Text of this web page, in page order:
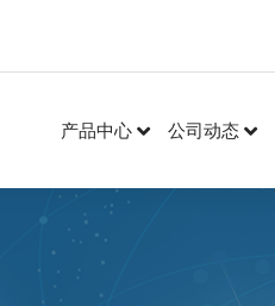
产品中心 公司动态